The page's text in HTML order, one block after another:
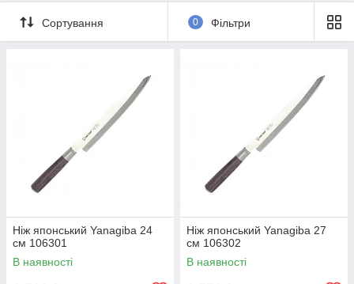
у повсякденній роботі. Ідеальні для точних кулінарних задач!
Сортування 0 Фільтри
Ніж японський Yanagiba 24
см 106301
В наявності
Ніж японський Yanagiba 27
см 106302
В наявності